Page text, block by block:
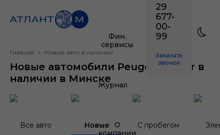
Фин.
сервисы
Журнал
О
компании
29
677-
00-
99
Заказать
звонок
Главная Новые авто в наличии
Новые автомобили Peugeot Boxer в
наличии в Минске
Все авто Новые С пробегом